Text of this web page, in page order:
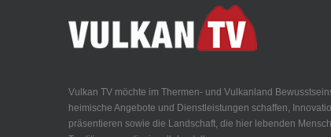
Vulkan TV möchte im Thermen- und Vulkanland
heimische Angebote und Dienstleistungen schaffen,
präsentieren sowie die Landschaft, die hier lebenden